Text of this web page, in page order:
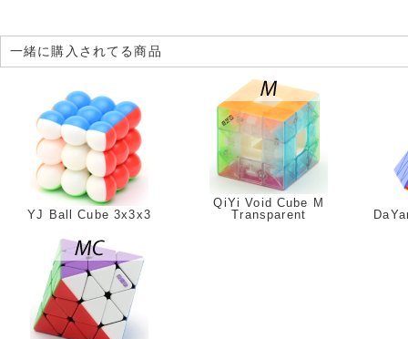
一緒に購入されてる商品
YJ Ball Cube 3x3x3
QiYi Void Cube M
Transparent